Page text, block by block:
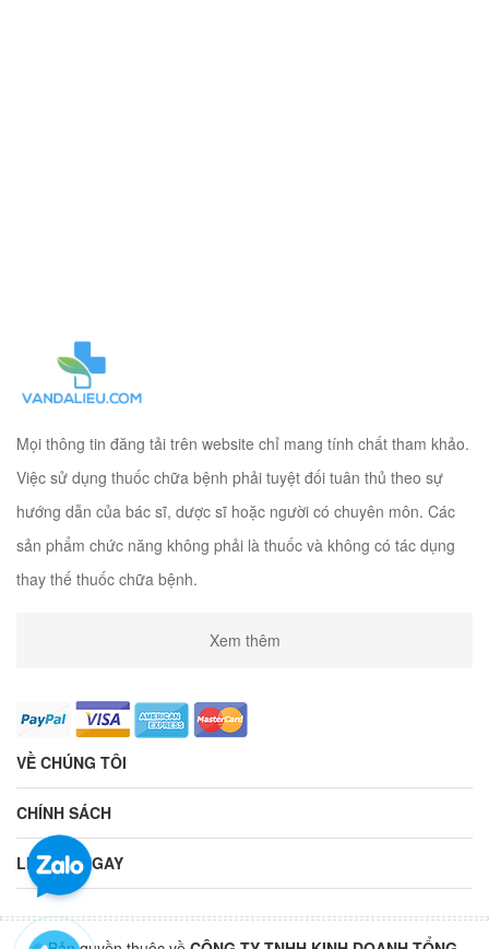
Mọi thông tin đăng tải trên website chỉ mang tính chất tham khảo.
Việc sử dụng thuốc chữa bệnh phải tuyệt đối tuân thủ theo sự
hướng dẫn của bác sĩ, dược sĩ hoặc người có chuyên môn. Các
sản phẩm chức năng không phải là thuốc và không có tác dụng
thay thế thuốc chữa bệnh.
Xem thêm
VỀ CHÚNG TÔI
CHÍNH SÁCH
LIÊN HỆ NGAY